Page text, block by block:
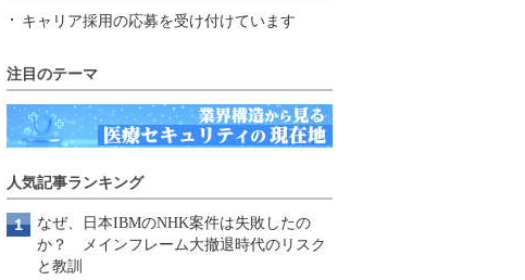
キャリア採用の応募を受け付けています
注目のテーマ
人気記事ランキング
なぜ、日本IBMのNHK案件は失敗したの
か？ メインフレーム大撤退時代のリスク
と教訓